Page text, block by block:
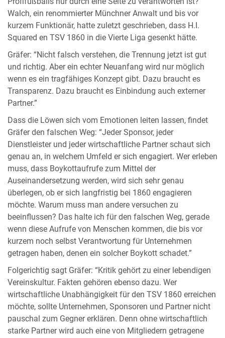
Walch, ein renommierter Münchner Anwalt und bis vor
kurzem Funktionär, hatte zuletzt geschrieben, dass H.I.
Squared en TSV 1860 in die Vierte Liga gesenkt hätte.
Gräfer: “Nicht falsch verstehen, die Trennung jetzt ist gut
und richtig. Aber ein echter Neuanfang wird nur möglich
wenn es ein tragfähiges Konzept gibt. Dazu braucht es
Transparenz. Dazu braucht es Einbindung auch externer
Partner.”
Dass die Löwen sich vom Emotionen leiten lassen, findet
Gräfer den falschen Weg: “Jeder Sponsor, jeder
Dienstleister und jeder wirtschaftliche Partner schaut sich
genau an, in welchem Umfeld er sich engagiert. Wer erleben
muss, dass Boykottaufrufe zum Mittel der
Auseinandersetzung werden, wird sich sehr genau
überlegen, ob er sich langfristig bei 1860 engagieren
möchte. Warum muss man andere versuchen zu
beeinflussen? Das halte ich für den falschen Weg, gerade
wenn diese Aufrufe von Menschen kommen, die bis vor
kurzem noch selbst Verantwortung für Unternehmen
getragen haben, denen ein solcher Boykott schadet.”
Folgerichtig sagt Gräfer: “Kritik gehört zu einer lebendigen
Vereinskultur. Fakten gehören ebenso dazu. Wer
wirtschaftliche Unabhängigkeit für den TSV 1860 erreichen
möchte, sollte Unternehmen, Sponsoren und Partner nicht
pauschal zum Gegner erklären. Denn ohne wirtschaftlich
starke Partner wird auch eine von Mitgliedern getragene